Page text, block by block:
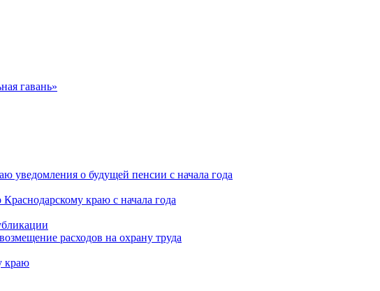
гавань»
уведомления о будущей пенсии с начала года
краю с начала года
расходов на охрану труда
краю